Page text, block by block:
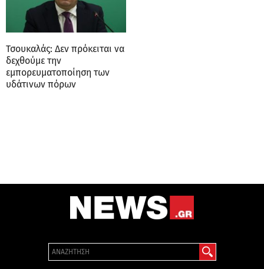
Τσουκαλάς: Δεν πρόκειται να
δεχθούμε την
εμπορευματοποίηση των
υδάτινων πόρων